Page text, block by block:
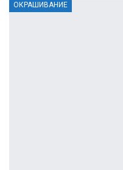
ОКРАШИВАНИЕ